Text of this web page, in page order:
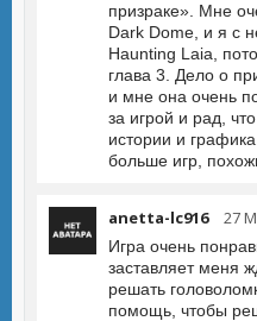
призраке». Мне
Dark Dome, и я с
Haunting Laia,
глава 3. Дело о
и мне она очень
за игрой и рад,
истории и
больше игр,
anetta-lc916 27
Игра очень
заставляет меня
решать
помощь, чтобы